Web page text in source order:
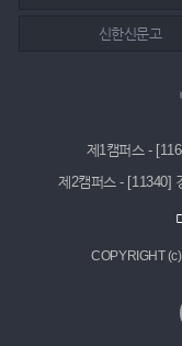
신한신문고
제1캠퍼스 -
제2캠퍼스 - [11340]
COPYRIGHT